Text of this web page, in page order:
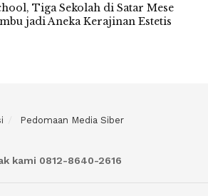
Tiga Sekolah di Satar Mese
jadi Aneka Kerajinan Estetis
Pedomaan Media Siber
kami 0812-8640-2616